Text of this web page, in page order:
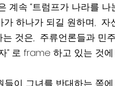
계속 “트럼프가 나라를
가 하나가 되길 원하며,
것은,  주류언론들과 민
” 로 frame 하고 있는 것